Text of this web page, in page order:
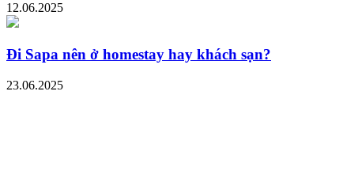
12.06.2025
Đi Sapa nên ở homestay hay khách sạn?
23.06.2025